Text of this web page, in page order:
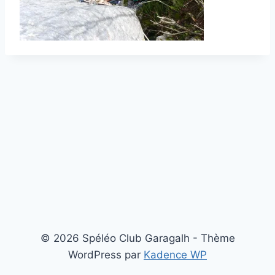
© 2026 Spéléo Club Garagalh - Thème
WordPress par Kadence WP